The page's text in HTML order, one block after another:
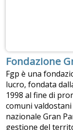
Fondazione
Fgp è una
lucro, fondata
1998 al fine di
comuni
nazionale Gran
gestione del